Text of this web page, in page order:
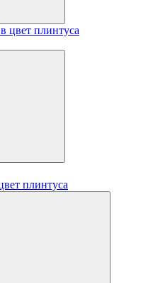
плинтуса